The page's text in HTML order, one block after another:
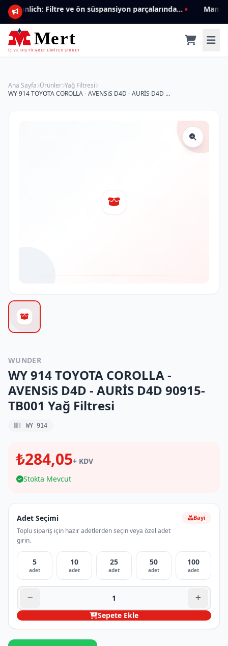
Mannlich: Filtre ve ön süspansiyon parçalarında genişleyen ürün yelpazesiyle kalite ve güven.
Ana Sayfa Ürünler Yağ Filtresi
WY 914 TOYOTA COROLLA - AVENSiS D4D - AURİS D4D 90915-TB001 Yağ Filtresi
WUNDER
WY 914 TOYOTA COROLLA -
AVENSiS D4D - AURİS D4D 90915-
TB001 Yağ Filtresi
WY 914
₺284,05+ KDV
Stokta Mevcut
Adet Seçimi
Toplu sipariş için hazır adetlerden seçin veya özel adet
girin.
Bayi
5
adet
10
adet
25
adet
50
adet
100
adet
Sepete Ekle